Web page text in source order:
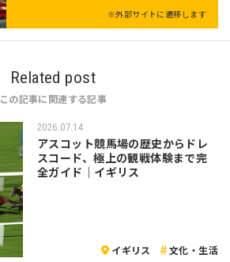
※外部サイトに遷移します
Related post
この記事に関連する記事
2026.07.14
アスコット競馬場の歴史からドレ
スコード、極上の観戦体験まで完
全ガイド｜イギリス
イギリス 文化・生活